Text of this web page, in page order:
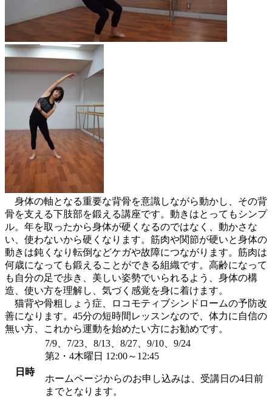
身体の軸となる重要な背骨を意識しながら動かし、その背
骨を支える下肢部を鍛える講座です。動きはとってもシンプ
ル。年を取ったから身体が硬くなるのではなく、動かさな
い、使わないから硬くなります。筋肉や関節が硬いと身体の
動きは鈍くなり転倒などケガや故障につながります。筋肉は
何歳になっても鍛えることができる組織です。高齢になって
も自分の足で歩き、美しい姿勢でいられるよう、身体の構
造、使い方を理解し、気づく感覚を身に着けます。
猫背や骨粗しょう症、ロコモティブシンドロームの予防改
善になります。45分の短時間レッスンなので、体力に自信の
無い方、これから運動を始めたい方にお勧めです。
日時
7/9、7/23、8/13、8/27、9/10、9/24
第2・4木曜日 12:00～12:45
ホームページからのお申し込みは、受講日の4日前
までとなります。